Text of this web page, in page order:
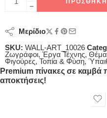
ΠΡΟΣΘΉΚΗ
Μερίδιο
SKU: WALL-ART_10026
Ζωγράφοι, Έργα Τέχνης, Θέμα
Φιγούρες, Τοπία & Φύση,
Premium πίνακες σε καμβά
αποκτήσεις!